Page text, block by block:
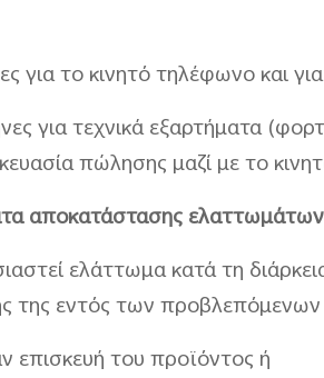
για το κινητό τηλέφωνο και
για τεχνικά εξαρτήματα
πώλησης μαζί με το
αποκατάστασης ελαττωμάτων
ελάττωμα κατά τη
της εντός των
επισκευή του προϊόντος ή